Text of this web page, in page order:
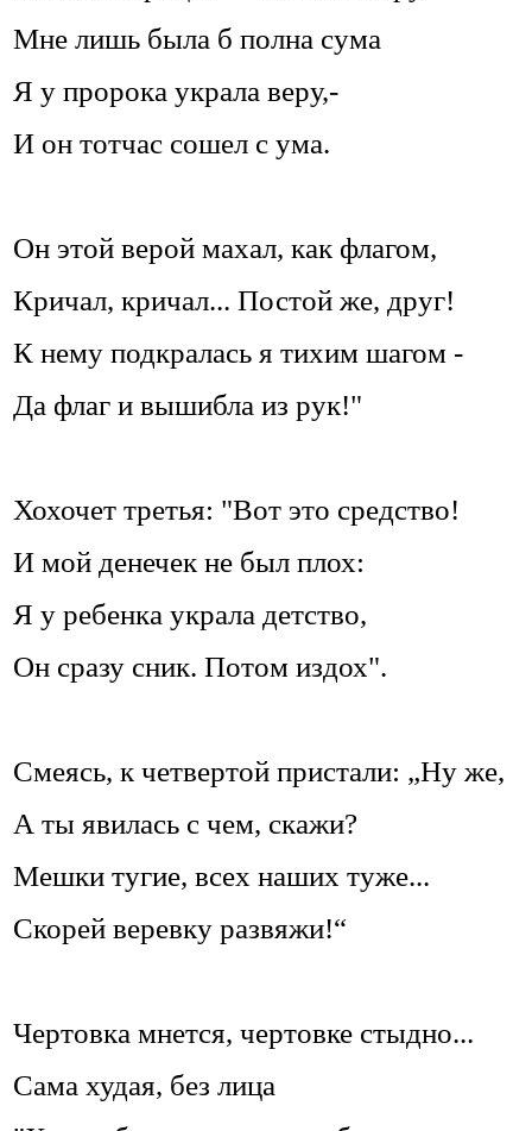
Мне лишь была б полна сума
Я у пророка украла веру,-
И он тотчас сошел с ума.
Он этой верой махал, как флагом,
Кричал, кричал... Постой же, друг!
К нему подкралась я тихим шагом -
Да флаг и вышибла из рук!"
Хохочет третья: "Вот это средство!
И мой денечек не был плох:
Я у ребенка украла детство,
Он сразу сник. Потом издох".
Смеясь, к четвертой пристали: „Ну же,
А ты явилась с чем, скажи?
Мешки тугие, всех наших туже...
Скорей веревку развяжи!“
Чертовка мнется, чертовке стыдно...
Сама худая, без лица